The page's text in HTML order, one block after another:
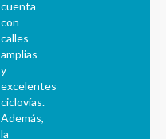
cuenta
con
calles
amplias
y
excelentes
ciclovías.
Además,
la